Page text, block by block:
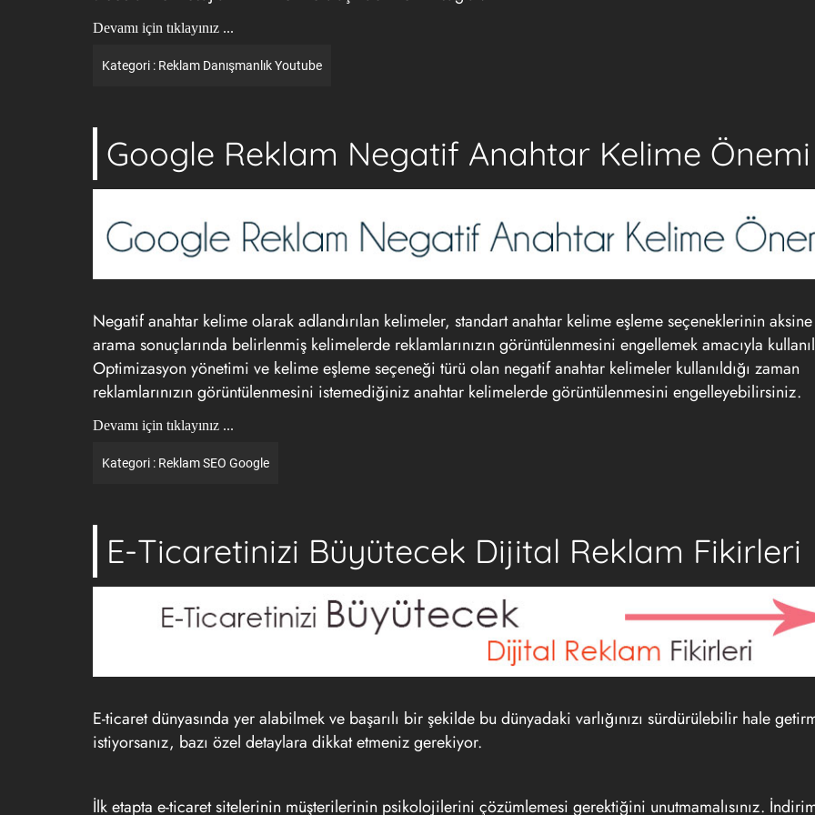
Devamı için tıklayınız ...
Kategori : Reklam DanışmanlıkYoutube
Google Reklam Negatif Anahtar Kelime Önemi
Negatif anahtar kelime olarak adlandırılan kelimeler, standart anahtar kelime eşleme seçeneklerinin aksine
arama sonuçlarında belirlenmiş kelimelerde reklamlarınızın görüntülenmesini engellemek amacıyla
Optimizasyon yönetimi ve kelime eşleme seçeneği türü olan negatif anahtar kelimeler kullanıldığı zaman
reklamlarınızın görüntülenmesini istemediğiniz anahtar kelimelerde görüntülenmesini engelleyebilirsiniz.
Devamı için tıklayınız ...
Kategori : ReklamSEO Google
E-Ticaretinizi Büyütecek Dijital Reklam Fikirleri
E-ticaret dünyasında yer alabilmek ve başarılı bir şekilde bu dünyadaki varlığınızı sürdürülebilir hale
istiyorsanız, bazı özel detaylara dikkat etmeniz gerekiyor.
İlk etapta e-ticaret sitelerinin müşterilerinin psikolojilerini çözümlemesi gerektiğini unutmamalısınız.